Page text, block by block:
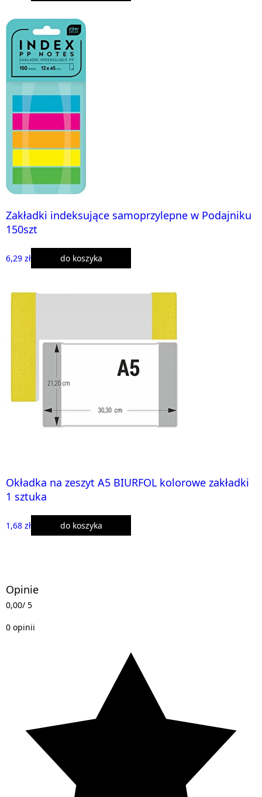
Zakładki indeksujące samoprzylepne w Podajniku
150szt
6,29 zł do koszyka
Okładka na zeszyt A5 BIURFOL kolorowe zakładki
1 sztuka
1,68 zł do koszyka
Opinie
0,00/ 5
0 opinii